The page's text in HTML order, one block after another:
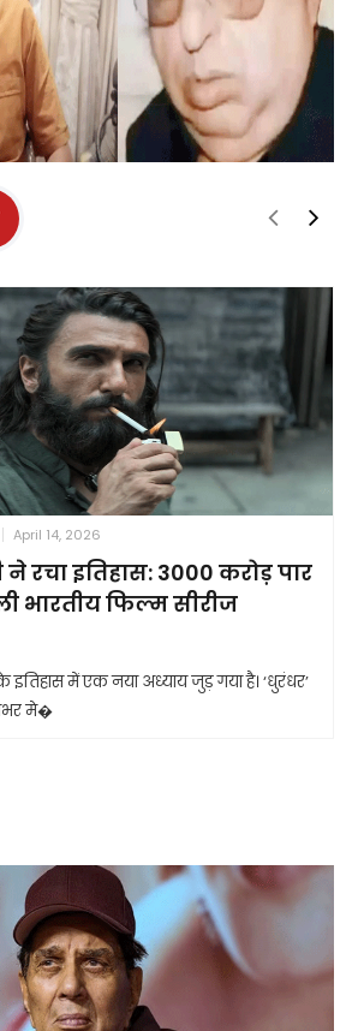
April 14, 2026
रचा इतिहास: 3000 करोड़ पार
भारतीय फिल्म सीरीज
इतिहास में एक नया अध्याय जुड़ गया है। ‘धुरंधर’
मे�